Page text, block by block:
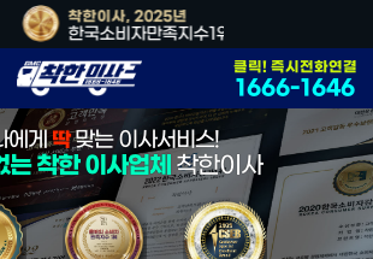
착한이사, 2025년
한국소비자만족지수1위
클릭! 즉시전화연결
1666-1646
에게딱맞는 이사서비스!
는 착한 이사업체 착한이사